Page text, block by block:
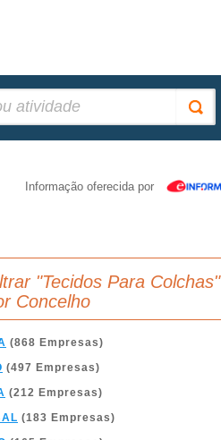
Informação oferecida por
"Tecidos Para Colchas"
Concelho
(868 Empresas)
(497 Empresas)
(212 Empresas)
(183 Empresas)